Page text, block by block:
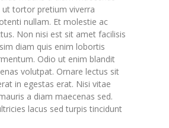
ut tortor pretium viverra
nullam. Et molestie ac
Non nisi est sit amet facilisis
diam quis enim lobortis
Odio ut enim blandit
volutpat. Ornare lectus sit
in egestas erat. Nisi vitae
a diam maecenas sed.
lacus sed turpis tincidunt